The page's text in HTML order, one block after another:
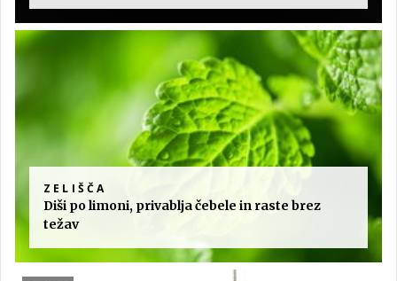
ZELIŠČA
Diši po limoni, privablja čebele in raste brez
težav